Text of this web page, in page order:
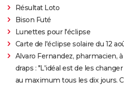
Résultat Loto
Bison Futé
Lunettes pour l'éclipse
Carte de l'éclipse solaire du 12
Alvaro Fernandez, pharmacien,
draps : "L'idéal est de les
au maximum tous les dix jours.